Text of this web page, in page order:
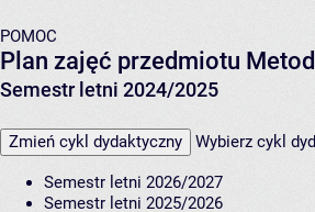
POMOC
Plan zajęć przedmiotu
Semestr letni 2024/2025
Zmień cykl dydaktyczny Wybierz cykl
Semestr letni 2026/2027
Semestr letni 2025/2026